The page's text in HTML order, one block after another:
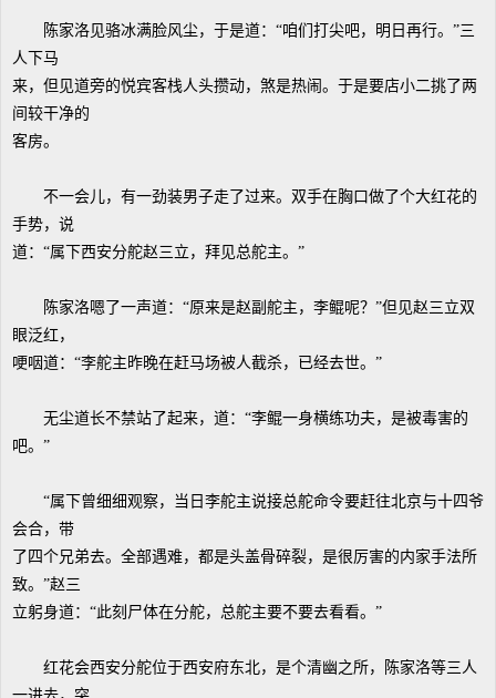
陈家洛见骆冰满脸风尘，于是道：“咱们打尖吧，明日再行。”三
人下马
来，但见道旁的悦宾客栈人头攒动，煞是热闹。于是要店小二挑了两
间较干净的
客房。
不一会儿，有一劲装男子走了过来。双手在胸口做了个大红花的
手势，说
道：“属下西安分舵赵三立，拜见总舵主。”
陈家洛嗯了一声道：“原来是赵副舵主，李鲲呢？”但见赵三立双
眼泛红，
哽咽道：“李舵主昨晚在赶马场被人截杀，已经去世。”
无尘道长不禁站了起来，道：“李鲲一身横练功夫，是被毒害的
吧。”
“属下曾细细观察，当日李舵主说接总舵命令要赶往北京与十四爷
会合，带
了四个兄弟去。全部遇难，都是头盖骨碎裂，是很厉害的内家手法所
致。”赵三
立躬身道：“此刻尸体在分舵，总舵主要不要去看看。”
红花会西安分舵位于西安府东北，是个清幽之所，陈家洛等三人